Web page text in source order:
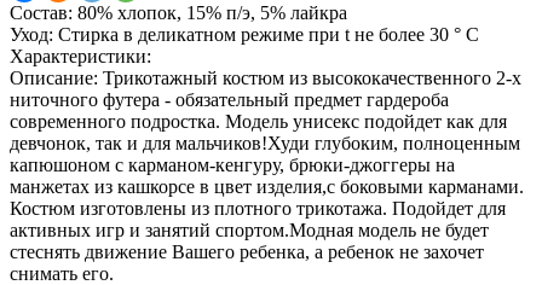
Состав: 80% хлопок, 15% п/э, 5% лайкра
Уход: Стирка в деликатном режиме при t не более 30 ° С
Характеристики:
Описание: Трикотажный костюм из высококачественного 2-х
ниточного футера - обязательный предмет гардероба
современного подростка. Модель унисекс подойдет как для
девчонок, так и для мальчиков!Худи глубоким, полноценным
капюшоном с карманом-кенгуру, брюки-джоггеры на
манжетах из кашкорсе в цвет изделия,с боковыми карманами.
Костюм изготовлены из плотного трикотажа. Подойдет для
активных игр и занятий спортом.Модная модель не будет
стеснять движение Вашего ребенка, а ребенок не захочет
снимать его.